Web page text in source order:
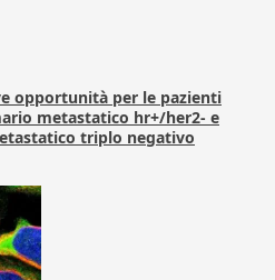
opportunità per le pazienti
metastatico hr+/her2- e
triplo negativo